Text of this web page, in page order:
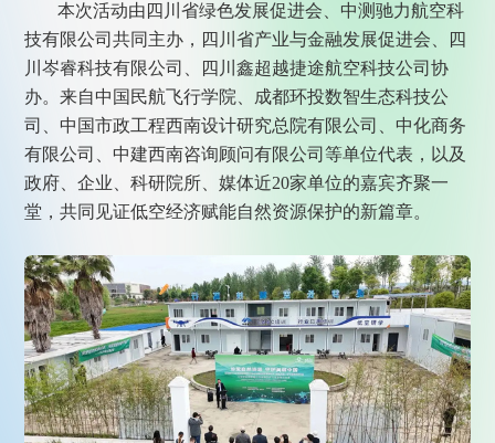
本次活动由四川省绿色发展促进会、中测驰力航空科
技有限公司共同主办，四川省产业与金融发展促进会、四
川岑睿科技有限公司、四川鑫超越捷途航空科技公司协
办。来自中国民航飞行学院、成都环投数智生态科技公
司、中国市政工程西南设计研究总院有限公司、中化商务
有限公司、中建西南咨询顾问有限公司等单位代表，以及
政府、企业、科研院所、媒体近20家单位的嘉宾齐聚一
堂，共同见证低空经济赋能自然资源保护的新篇章。